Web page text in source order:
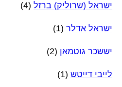
ישראל (שרוליק) ברזל (4)
ישראל אדלר (1)
יששכר גוטמאן (2)
לייבי דייטש (1)